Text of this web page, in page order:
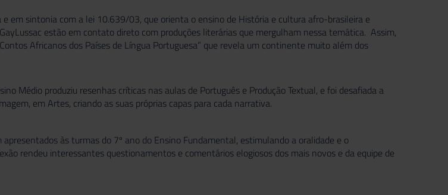
em sintonia com a lei 10.639/03, que orienta o ensino de História e cultura afro-brasileira e
estão em contato direto com produções literárias que mergulham nessa temática. Assim,
Africanos dos Países de Língua Portuguesa” que revela um continente muito além dos
Médio produziu resenhas críticas nas aulas de Português e Produção Textual, e foi desafiada a
em Artes, criando as suas próprias capas para cada narrativa.
às turmas do 7º ano do Ensino Fundamental, estimulando a oralidade e o
rendeu interessantes questionamentos e comentários elogiosos dos mais novos e da equipe de